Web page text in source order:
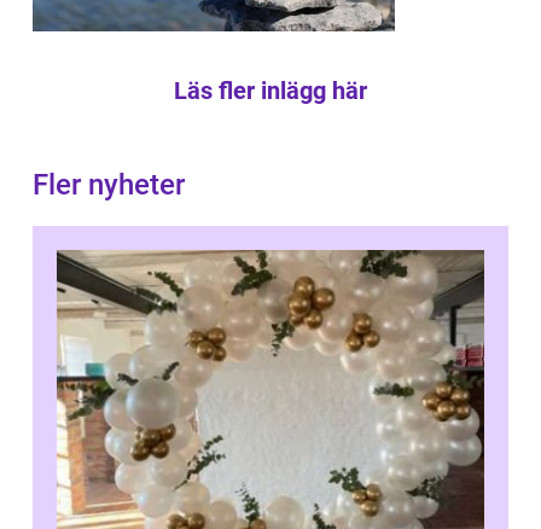
Läs fler inlägg här
Fler nyheter